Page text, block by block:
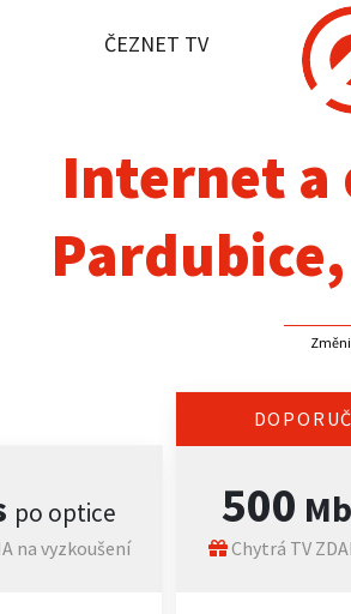
ČEZNET TV
Internet
Podpora
Internet a
po optice
na vyzkoušení
500
Chytrá TV